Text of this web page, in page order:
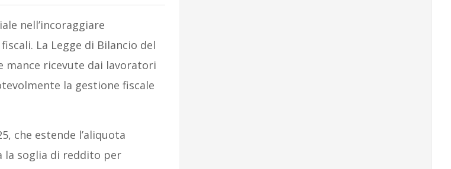
nell’incoraggiare
La Legge di Bilancio del
mance ricevute dai lavoratori
la gestione fiscale
che estende l’aliquota
la soglia di reddito per